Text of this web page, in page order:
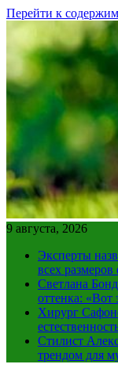
Перейти к
9 августа, 2026
Эксперты
всех
Светлана
оттенка:
Хирург
Стилист
трендом для